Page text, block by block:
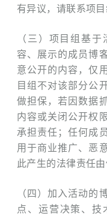
有异议，请联系项目
（三）项目组基
容、展示的成员博
意公开的内容，仅
目组不对该部分公
做担保，若因数据
内容或关闭公开权
承担责任；任何成
用于商业推广、恶
此产生的法律责任
（四）加入活动
点、运营决策、